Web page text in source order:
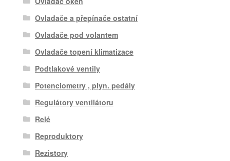
Ovladače a přepínače ostatní
Ovladače pod volantem
Ovladače topení klimatizace
Podtlakové ventily
Potenciometry , plyn. pedály
Regulátory ventilátoru
Relé
Reproduktory
Rezistory